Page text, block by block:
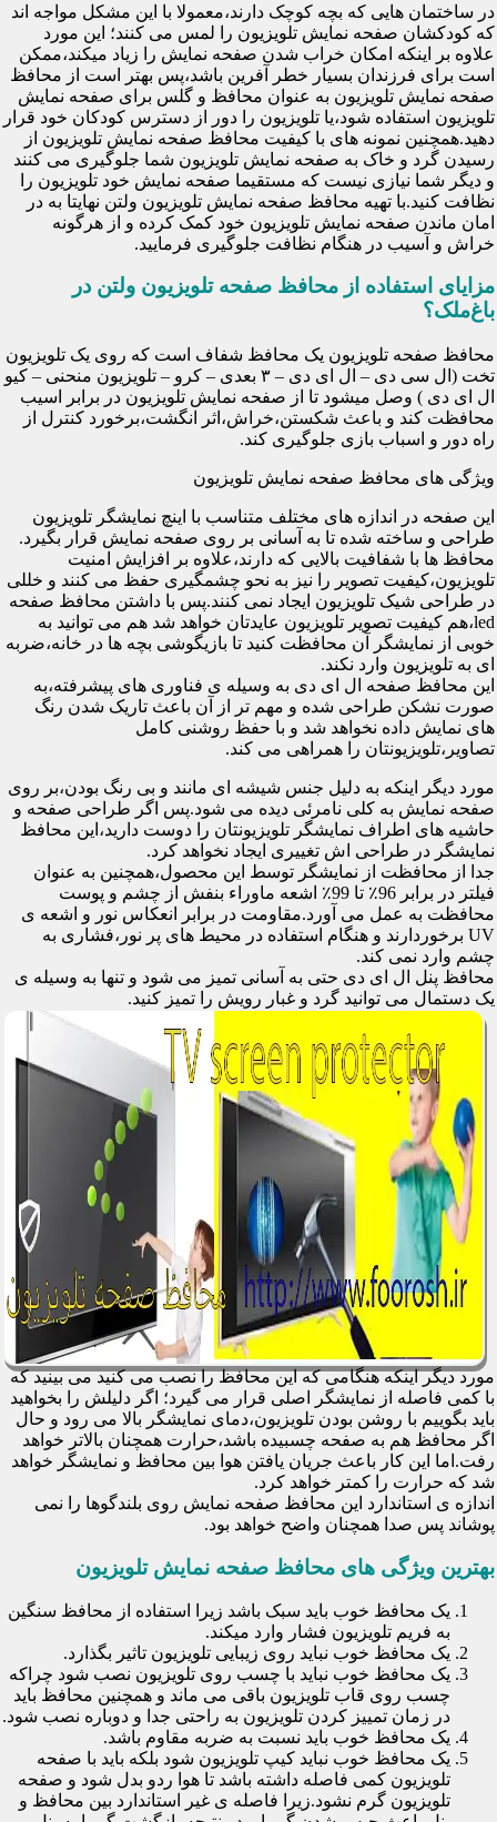
در ساختمان هایی که بچه کوچک دارند،معمولا با این مشکل مواجه اند
که کودکشان صفحه نمایش تلویزیون را لمس می کنند؛ این مورد
علاوه بر اینکه امکان خراب شدن صفحه نمایش را زیاد میکند،ممکن
است برای فرزندان بسیار خطر آفرین باشد،پس بهتر است از محافظ
صفحه نمایش تلویزیون به عنوان محافظ و گلس برای صفحه نمایش
تلویزیون استفاده شود،یا تلویزیون را دور از دسترس کودکان خود قرار
دهید.همچنین نمونه های با کیفیت محافظ صفحه نمایش تلویزیون از
رسیدن گرد و خاک به صفحه نمایش تلویزیون شما جلوگیری می کنند
و دیگر شما نیازی نیست که مستقیما صفحه نمایش خود تلویزیون را
نظافت کنید.با تهیه محافظ صفحه نمایش تلویزیون ولتن نهایتا به در
امان ماندن صفحه نمایش تلویزیون خود کمک کرده و از هرگونه
خراش و آسیب در هنگام نظافت جلوگیری فرمایید.
مزایای استفاده از محافظ صفحه تلویزیون ولتن در
باغ‌ملک؟
محافظ صفحه تلویزیون یک محافظ شفاف است که روی یک تلویزیون
تخت (ال سی دی – ال ای دی – ۳ بعدی – کرو – تلویزیون منحنی – کیو
ال ای دی ) وصل میشود تا از صفحه نمایش تلویزیون در برابر اسیب
محافظت کند و باعث شکستن،خراش،اثر انگشت،برخورد کنترل از
راه دور و اسباب بازی جلوگیری کند.
ویژگی های محافظ صفحه نمایش تلویزیون
این صفحه در اندازه های مختلف متناسب با اینچ نمایشگر تلویزیون
طراحی و ساخته شده تا به آسانی بر روی صفحه نمایش قرار بگیرد.
محافظ ها با شفافیت بالایی که دارند،علاوه بر افزایش امنیت
تلویزیون،کیفیت تصویر را نیز به نحو چشمگیری حفظ می کنند و خللی
در طراحی شیک تلویزیون ایجاد نمی کنند.پس با داشتن محافظ صفحه
led،هم کیفیت تصویر تلویزیون عایدتان خواهد شد هم می توانید به
خوبی از نمایشگر آن محافظت کنید تا بازیگوشی بچه ها در خانه،ضربه
ای به تلویزیون وارد نکند.
این محافظ صفحه ال ای دی به وسیله ی فناوری های پیشرفته،به
صورت نشکن طراحی شده و مهم تر از آن باعث تاریک شدن رنگ
های نمایش داده نخواهد شد و با حفظ روشنی کامل
تصاویر،تلویزیونتان را همراهی می کند.
مورد دیگر اینکه به دلیل جنس شیشه ای مانند و بی رنگ بودن،بر روی
صفحه نمایش به کلی نامرئی دیده می شود.پس اگر طراحی صفحه و
حاشیه های اطراف نمایشگر تلویزیونتان را دوست دارید،این محافظ
نمایشگر در طراحی اش تغییری ایجاد نخواهد کرد.
جدا از محافظت از نمایشگر توسط این محصول،همچنین به عنوان
فیلتر در برابر 96٪ تا 99٪ اشعه ماوراء بنفش از چشم و پوست
محافظت به عمل می آورد.مقاومت در برابر انعکاس نور و اشعه ی
UV برخوردارند و هنگام استفاده در محیط های پر نور،فشاری به
چشم وارد نمی کند.
محافظ پنل ال ای دی حتی به آسانی تمیز می شود و تنها به وسیله ی
یک دستمال می توانید گرد و غبار رویش را تمیز کنید.
مورد دیگر اینکه هنگامی که این محافظ را نصب می کنید می بینید که
با کمی فاصله از نمایشگر اصلی قرار می گیرد؛ اگر دلیلش را بخواهید
باید بگوییم با روشن بودن تلویزیون،دمای نمایشگر بالا می رود و حال
اگر محافظ هم به صفحه چسبیده باشد،حرارت همچنان بالاتر خواهد
رفت.اما این کار باعث جریان یافتن هوا بین محافظ و نمایشگر خواهد
شد که حرارت را کمتر خواهد کرد.
اندازه ی استاندارد این محافظ صفحه نمایش روی بلندگوها را نمی
پوشاند پس صدا همچنان واضح خواهد بود.
بهترین ویژگی های محافظ صفحه نمایش تلویزیون
یک محافظ خوب باید سبک باشد زیرا استفاده از محافظ سنگین
به فریم تلویزیون فشار وارد میکند.
یک محافظ خوب نباید روی زیبایی تلویزیون تاثیر بگذارد.
یک محافظ خوب نباید با چسب روی تلویزیون نصب شود چراکه
چسب روی قاب تلویزیون باقی می ماند و همچنین محافظ باید
در زمان تمییز کردن تلویزیون به راحتی جدا و دوباره نصب شود.
یک محافظ خوب باید نسبت به ضربه مقاوم باشد.
یک محافظ خوب نباید کیپ تلویزیون شود بلکه باید با صفحه
تلویزیون کمی فاصله داشته باشد تا هوا ردو بدل شود و صفحه
تلویزیون گرم نشود.زیرا فاصله ی غیر استاندارد بین محافظ و